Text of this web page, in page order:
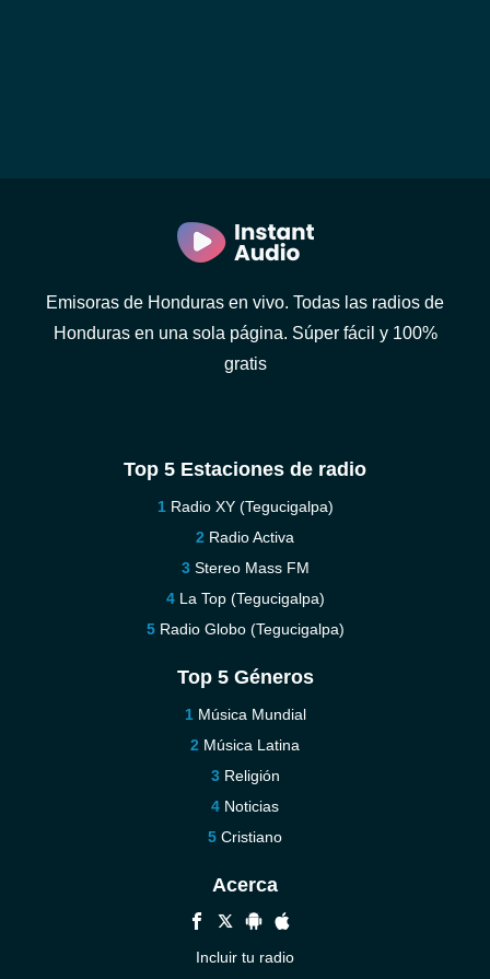
Emisoras de Honduras en vivo. Todas las radios de
Honduras en una sola página. Súper fácil y 100%
gratis
Top 5 Estaciones de radio
Radio XY (Tegucigalpa)
Radio Activa
Stereo Mass FM
La Top (Tegucigalpa)
Radio Globo (Tegucigalpa)
Top 5 Géneros
Música Mundial
Música Latina
Religión
Noticias
Cristiano
Acerca
Incluir tu radio